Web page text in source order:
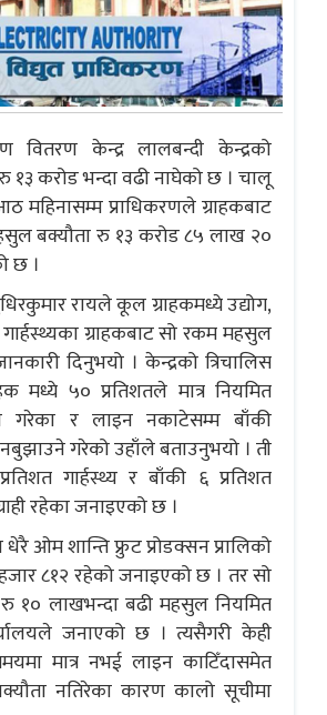
वितरण केन्द्र लालबन्दी केन्द्रको
१३ करोड भन्दा वढी नाघेको छ । चालू
महिनासम्म प्राधिकरणले ग्राहकबाट
बक्यौता रु १३ करोड ८५ लाख २०
छ ।
रायले कूल ग्राहकमध्ये उद्योग,
ग्राहकबाट सो रकम महसुल
दिनुभयो । केन्द्रको त्रिचालिस
मध्ये ५० प्रतिशतले मात्र नियमित
र लाइन नकाटेसम्म बाँकी
गरेको उहाँले बताउनुभयो । ती
गार्हस्थ्य र बाँकी ६ प्रतिशत
रहेका जनाइएको छ ।
ओम शान्ति फ्रुट प्रोडक्सन प्रालिको
८१२ रहेको जनाइएको छ । तर सो
रु १० लाखभन्दा बढी महसुल नियमित
जनाएको छ । त्यसैगरी केही
मात्र नभई लाइन काटिँदासमेत
नतिरेका कारण कालो सूचीमा